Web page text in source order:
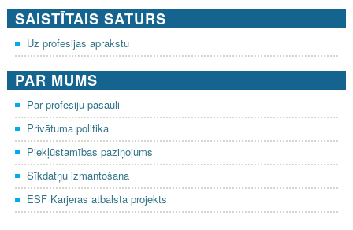
SAISTĪTAIS SATURS
Uz profesijas aprakstu
PAR MUMS
Par profesiju pasauli
Privātuma politika
Piekļūstamības paziņojums
Sīkdatņu izmantošana
ESF Karjeras atbalsta projekts